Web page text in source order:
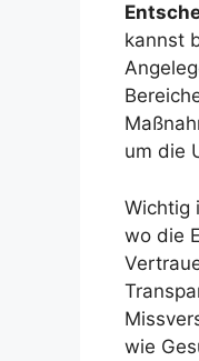
kannst
um die
Wichtig
wo die
wie